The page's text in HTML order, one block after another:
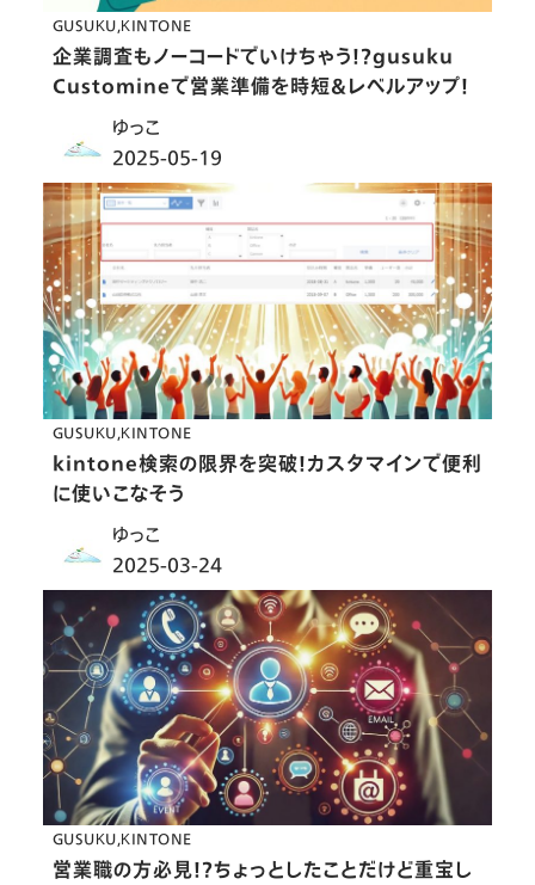
GUSUKU KINTONE
企業調査もノーコードでいけちゃう！？gusuku
Customineで営業準備を時短＆レベルアップ！
ゆっこ
2025-05-19
GUSUKU KINTONE
kintone検索の限界を突破！カスタマインで便利
に使いこなそう
ゆっこ
2025-03-24
GUSUKU KINTONE
営業職の方必見！？ちょっとしたことだけど重宝し